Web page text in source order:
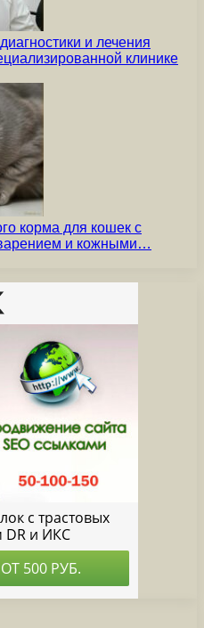
и лечения
клинике
корма для кошек с
и кожными…